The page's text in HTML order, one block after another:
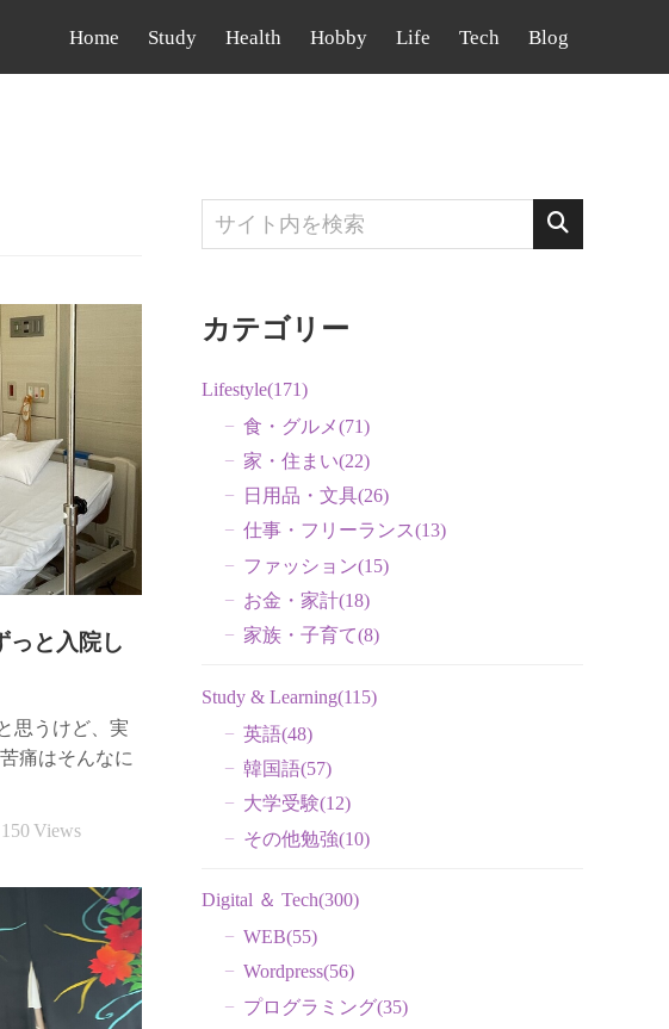
Home Study Health Hobby Life Tech Blog
っと入院し
思うけど、実
痛はそんなに
150 Views
カテゴリー
Lifestyle(171)
食・グルメ(71)
家・住まい(22)
日用品・文具(26)
仕事・フリーランス(13)
ファッション(15)
お金・家計(18)
家族・子育て(8)
Study & Learning(115)
英語(48)
韓国語(57)
大学受験(12)
その他勉強(10)
Digital ＆ Tech(300)
WEB(55)
Wordpress(56)
プログラミング(35)